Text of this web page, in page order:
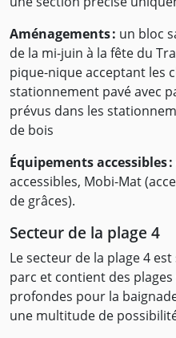
Aménagements : un bloc
de la mi-juin à la fête du
pique-nique acceptant les
stationnement pavé avec
prévus dans les
de bois
Équipements accessibles :
accessibles, Mobi-Mat
de grâces).
Secteur de la plage 4
Le secteur de la plage 4
parc et contient des
profondes pour la
une multitude de